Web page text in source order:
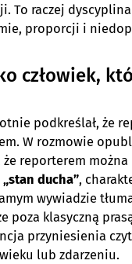
To raczej
proporcji i
człowiek,
podkreślał, że
W rozmowie
że reporterem
„stan ducha”,
wywiadzie
poza klasyczną
przyniesienia
lub zdarzeniu.